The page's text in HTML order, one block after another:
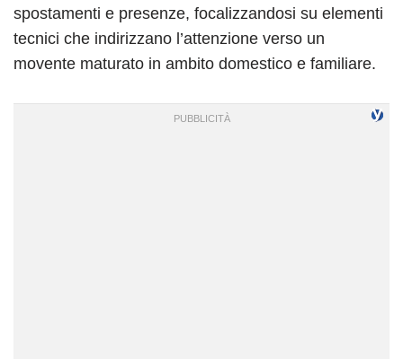
spostamenti e presenze, focalizzandosi su elementi
tecnici che indirizzano l’attenzione verso un
movente maturato in ambito domestico e familiare.